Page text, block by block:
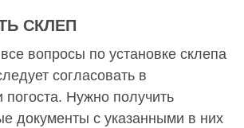
СКЛЕП
вопросы по установке склепа
согласовать в
погоста. Нужно получить
документы с указанными в них